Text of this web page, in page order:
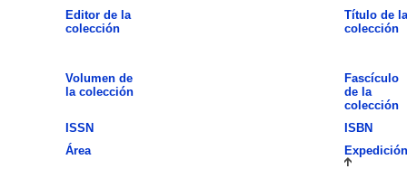
Editor de la
colección
Título de la
colección
Volumen de
la colección
Fascículo
de la
colección
ISSN
ISBN
Área
Expedición